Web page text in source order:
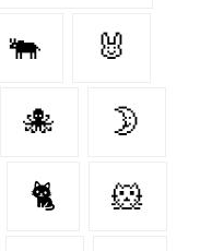
🐃 🐰
🐙 🌛
🐈 🐹